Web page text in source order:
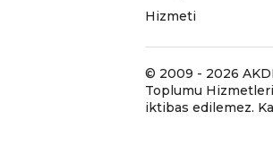
Hizmeti
© 2009 - 2026
Toplumu
iktibas edilemez.